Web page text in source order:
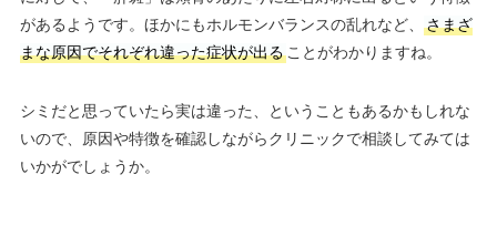
があるようです。ほかにもホルモンバランスの乱れなど、
さまざ
まな原因でそれぞれ違った症状が出ることがわかりますね。
シミだと思っていたら実は違った、ということもあるかもしれな
いので、原因や特徴を確認しながらクリニックで相談してみては
いかがでしょうか。